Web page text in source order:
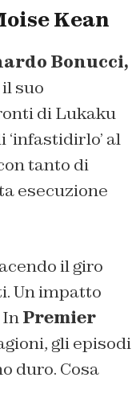
Kean
Bonucci,
suo
di Lukaku
al
tanto di
esecuzione
il giro
Un impatto
InPremier
gli episodi
duro. Cosa